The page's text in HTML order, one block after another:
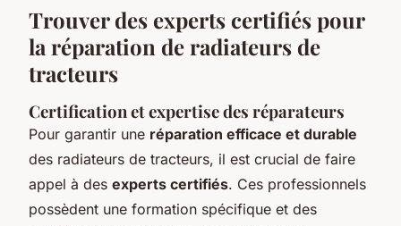
Trouver des experts certifiés pour
la réparation de radiateurs de
tracteurs
Certification et expertise des réparateurs
Pour garantir une réparation efficace et durable
des radiateurs de tracteurs, il est crucial de faire
appel à des experts certifiés. Ces professionnels
possèdent une formation spécifique et des